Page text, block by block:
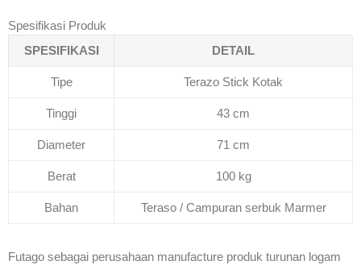
Spesifikasi Produk
SPESIFIKASI
DETAIL
Tipe Terazo Stick Kotak
Tinggi 43 cm
Diameter 71 cm
Berat 100 kg
Bahan Teraso / Campuran serbuk Marmer
Futago sebagai perusahaan manufacture produk turunan logam